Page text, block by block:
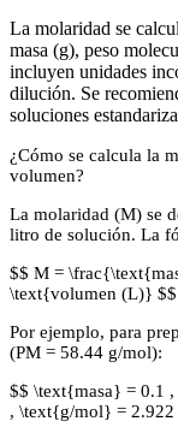
La molaridad se
masa (g), peso
incluyen unidades
dilución. Se
soluciones
¿Cómo se calcula la
volumen?
La molaridad (M) se
litro de solución. La
$$ M =
\text{volumen (L)} $$
Por ejemplo, para
(PM = 58.44 g/mol):
$$ \text{masa} = 0.1
, \text{g/mol} =